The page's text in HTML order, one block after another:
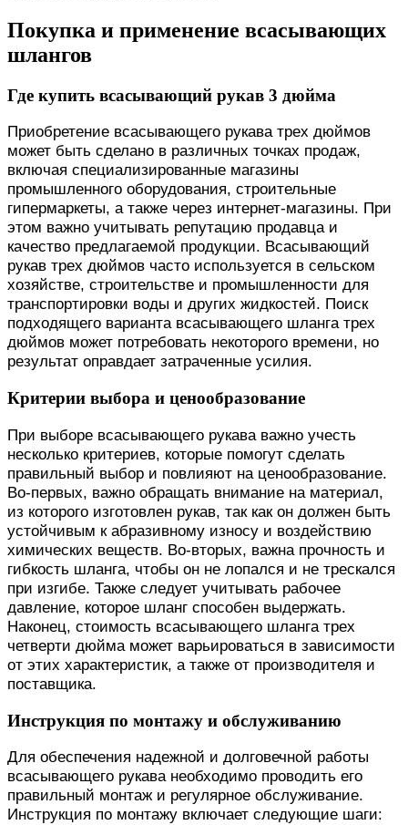
Покупка и применение всасывающих
шлангов
Где купить всасывающий рукав 3 дюйма
Приобретение всасывающего рукава трех дюймов
может быть сделано в различных точках продаж,
включая специализированные магазины
промышленного оборудования, строительные
гипермаркеты, а также через интернет-магазины. При
этом важно учитывать репутацию продавца и
качество предлагаемой продукции. Всасывающий
рукав трех дюймов часто используется в сельском
хозяйстве, строительстве и промышленности для
транспортировки воды и других жидкостей. Поиск
подходящего варианта всасывающего шланга трех
дюймов может потребовать некоторого времени, но
результат оправдает затраченные усилия.
Критерии выбора и ценообразование
При выборе всасывающего рукава важно учесть
несколько критериев, которые помогут сделать
правильный выбор и повлияют на ценообразование.
Во-первых, важно обращать внимание на материал,
из которого изготовлен рукав, так как он должен быть
устойчивым к абразивному износу и воздействию
химических веществ. Во-вторых, важна прочность и
гибкость шланга, чтобы он не лопался и не трескался
при изгибе. Также следует учитывать рабочее
давление, которое шланг способен выдержать.
Наконец, стоимость всасывающего шланга трех
четверти дюйма может варьироваться в зависимости
от этих характеристик, а также от производителя и
поставщика.
Инструкция по монтажу и обслуживанию
Для обеспечения надежной и долговечной работы
всасывающего рукава необходимо проводить его
правильный монтаж и регулярное обслуживание.
Инструкция по монтажу включает следующие шаги: